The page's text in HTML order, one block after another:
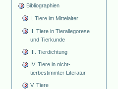
Bibliographien
I. Tiere im Mittelalter
II. Tiere in Tierallegorese
und Tierkunde
III. Tierdichtung
IV. Tiere in nicht-
tierbestimmter Literatur
V. Tiere